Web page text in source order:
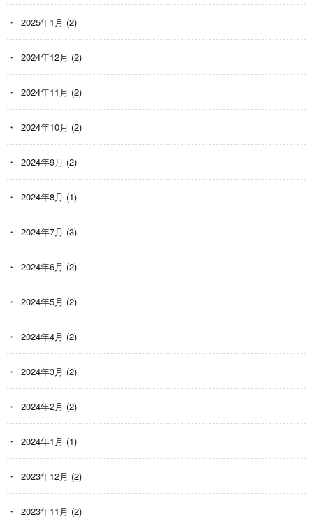
2025年1月 (2)
2024年12月 (2)
2024年11月 (2)
2024年10月 (2)
2024年9月 (2)
2024年8月 (1)
2024年7月 (3)
2024年6月 (2)
2024年5月 (2)
2024年4月 (2)
2024年3月 (2)
2024年2月 (2)
2024年1月 (1)
2023年12月 (2)
2023年11月 (2)